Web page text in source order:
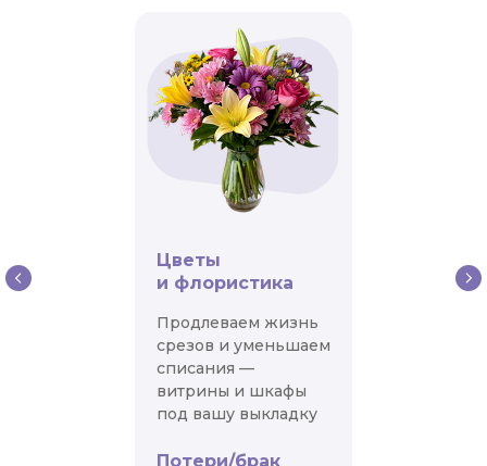
Цветы
и флористика
Продлеваем жизнь
срезов и уменьшаем
списания —
витрины и шкафы
под вашу выкладку
Потери/брак
промышленного холодильного
и климатического оборудования
для ресторанов, торговых сетей
и производственных предприятий
с опытом более 10 лет.
Мы предлагаем комплексные
решения от проверенных мировых
производителей, обеспечивая
Владелец компании «‎Cooling-Unit-
54» Сергей Камзычаков имеет
более 10 лет опыта в сфере
климатического и холодильного
оборудования. Его экспертиза
и индивидуальный подход